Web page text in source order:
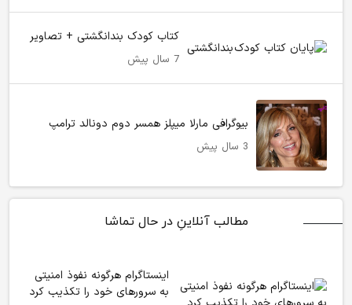
کتاب کودک بندانگشتی + تصاویر
7 سال پیش
بیوگرافی مارلا میپلز همسر دوم دونالد ترامپ
3 سال پیش
مطالب آنلاینِ در حال تماشا
اینستاگرام هرگونه نفوذ امنیتی
به سرورهای خود را تکذیب کرد